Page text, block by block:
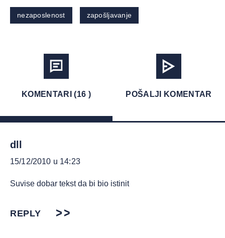
nezaposlenost zapošljavanje
KOMENTARI (16 ) POŠALJI KOMENTAR
dll
15/12/2010 u 14:23
Suvise dobar tekst da bi bio istinit
REPLY